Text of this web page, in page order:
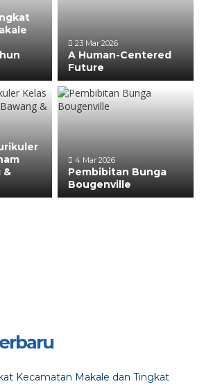
23 Mar 2026
A Human-Centered
Future
&
4 Mar 2026
Pembibitan Bunga
Bougenville
Kecamatan Makale dan Tingkat